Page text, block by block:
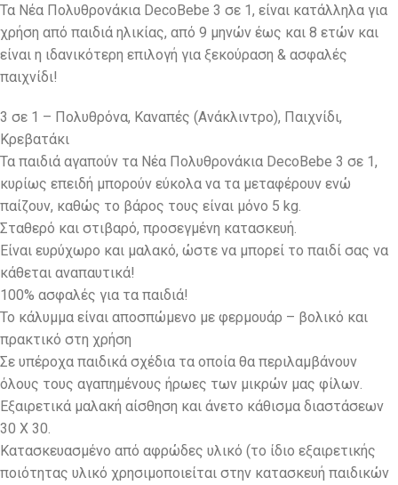
Τα Νέα Πολυθρονάκια DecoBebe 3 σε 1, είναι κατάλληλα για
χρήση από παιδιά ηλικίας, από 9 μηνών έως και 8 ετών και
είναι η ιδανικότερη επιλογή για ξεκούραση & ασφαλές
παιχνίδι!
3 σε 1 – Πολυθρόνα, Καναπές (Ανάκλιντρο), Παιχνίδι,
Κρεβατάκι
Τα παιδιά αγαπούν τα Νέα Πολυθρονάκια DecoBebe 3 σε 1,
κυρίως επειδή μπορούν εύκολα να τα μεταφέρουν ενώ
παίζουν, καθώς το βάρος τους είναι μόνο 5 kg.
Σταθερό και στιβαρό, προσεγμένη κατασκευή.
Eίναι ευρύχωρο και μαλακό, ώστε να μπορεί το παιδί σας να
κάθεται αναπαυτικά!
100% ασφαλές για τα παιδιά!
Το κάλυμμα είναι αποσπώμενο με φερμουάρ – βολικό και
πρακτικό στη χρήση
Σε υπέροχα παιδικά σχέδια τα οποία θα περιλαμβάνουν
όλους τους αγαπημένους ήρωες των μικρών μας φίλων.
Εξαιρετικά μαλακή αίσθηση και άνετο κάθισμα διαστάσεων
30 Χ 30.
Κατασκευασμένο από αφρώδες υλικό (το ίδιο εξαιρετικής
ποιότητας υλικό χρησιμοποιείται στην κατασκευή παιδικών